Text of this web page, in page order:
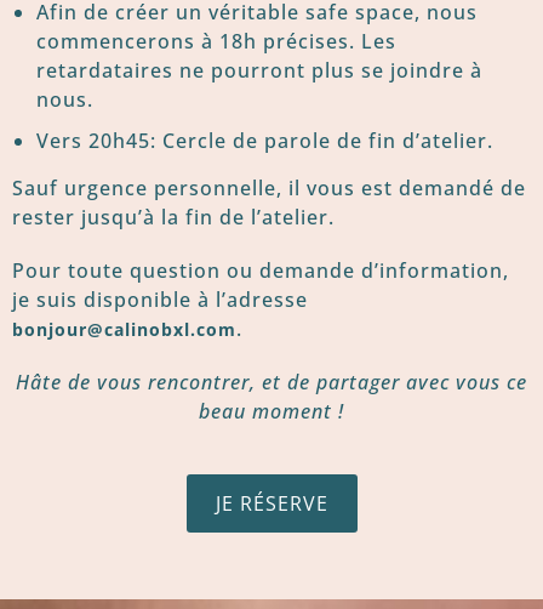
Afin de créer un véritable safe space, nous
commencerons à 18h précises. Les
retardataires ne pourront plus se joindre à
nous.
Vers 20h45: Cercle de parole de fin d’atelier.
Sauf urgence personnelle, il vous est demandé de
rester jusqu’à la fin de l’atelier.
Pour toute question ou demande d’information,
je suis disponible à l’adresse
bonjour@calinobxl.com.
Hâte de vous rencontrer, et de partager avec vous ce
beau moment !
JE RÉSERVE